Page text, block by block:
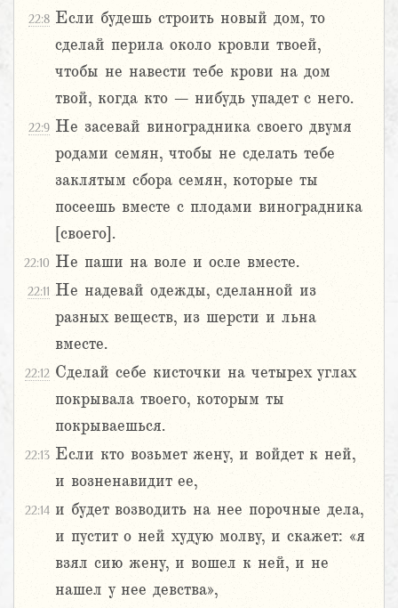
22:8 Если будешь строить новый дом, то
сделай перила около кровли твоей,
чтобы не навести тебе крови на дом
твой, когда кто – нибудь упадет с него.
22:9 Не засевай виноградника своего двумя
родами семян, чтобы не сделать тебе
заклятым сбора семян, которые ты
посеешь вместе с плодами виноградника
[своего].
22:10 Не паши на воле и осле вместе.
22:11 Не надевай одежды, сделанной из
разных веществ, из шерсти и льна
вместе.
22:12 Сделай себе кисточки на четырех углах
покрывала твоего, которым ты
покрываешься.
22:13 Если кто возьмет жену, и войдет к ней,
и возненавидит ее,
22:14 и будет возводить на нее порочные дела,
и пустит о ней худую молву, и скажет: «я
взял сию жену, и вошел к ней, и не
нашел у нее девства»,